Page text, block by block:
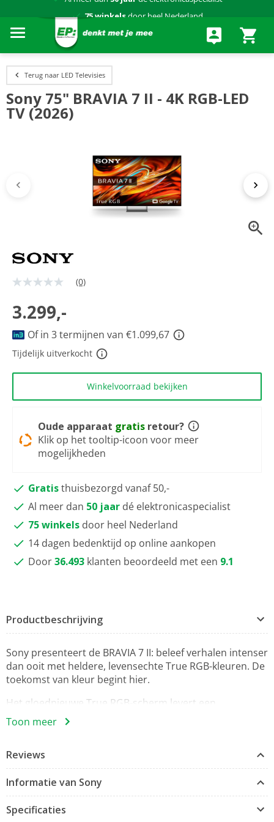
Terug naar LED Televisies
Sony 75" BRAVIA 7 II - 4K RGB-LED
TV (2026)
Geen
Dezelfde
paginalink.
(0)
3.299,-
Of in 3 termijnen van €1.099,67
Tijdelijk uitverkocht
Winkelvoorraad bekijken
Oude apparaat gratis retour?
Klik op het tooltip-icoon voor meer
mogelijkheden
Gratisthuisbezorgd vanaf 50,-
Al meer dan 50 jaar dé elektronicaspecialist
75 winkels door heel Nederland
14 dagen bedenktijd op online aankopen
Door36.493 klanten beoordeeld met een 9.1
Productbeschrijving
Sony presenteert de BRAVIA 7 II: beleef verhalen intenser
dan ooit met heldere, levensechte True RGB-kleuren. De
toekomst van kleur begint hier.
Het gloednieuwe True RGB-scherm levert een
ongekende rijkdom aan kleur, helderheid en diepte.
Geïnspireerd door technologie uit ons vlaggenschip, de
zoals de filmmaker ze bedoeld heeft.
Acoustic Multi Audio+ zorgt voor meeslepend
surroundgeluid dat perfect aansluit bij de actie op het
scherm. Met ondersteuning voor Dolby Atmos, DTS:X en
Toon meer
Reviews
Informatie van Sony
Specificaties